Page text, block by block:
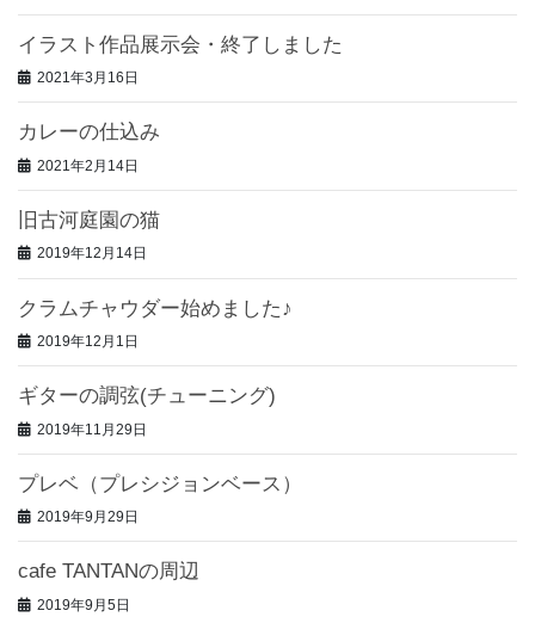
イラスト作品展示会・終了しました
2021年3月16日
カレーの仕込み
2021年2月14日
旧古河庭園の猫
2019年12月14日
クラムチャウダー始めました♪
2019年12月1日
ギターの調弦(チューニング)
2019年11月29日
プレベ（プレシジョンベース）
2019年9月29日
cafe TANTANの周辺
2019年9月5日